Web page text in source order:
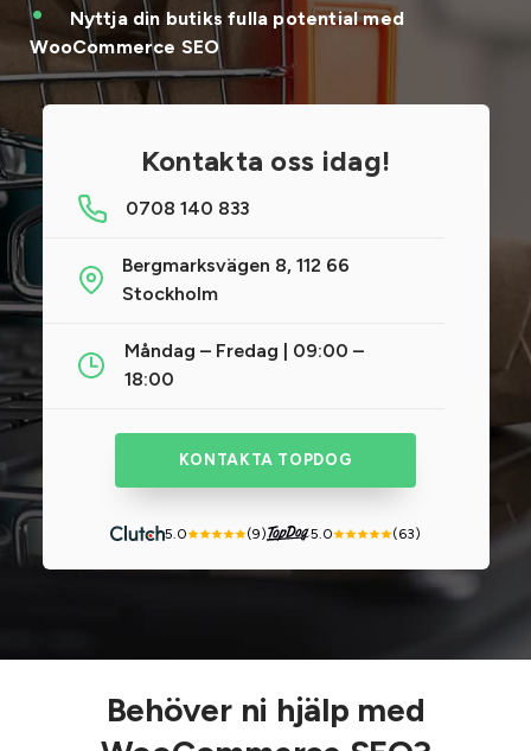
Nyttja din butiks fulla potential med
WooCommerce SEO
Kontakta oss idag!
0708 140 833
Bergmarksvägen 8, 112 66
Stockholm
Måndag – Fredag | 09:00 –
18:00
KONTAKTA TOPDOG
5.0 (9) 5.0 (63)
Behöver ni hjälp med